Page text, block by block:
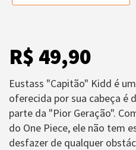
R$ 49,90
Eustass "Capitão" Kidd é
oferecida por sua cabeça é
parte da "Pior Geração".
do One Piece, ele não tem
desfazer de qualquer